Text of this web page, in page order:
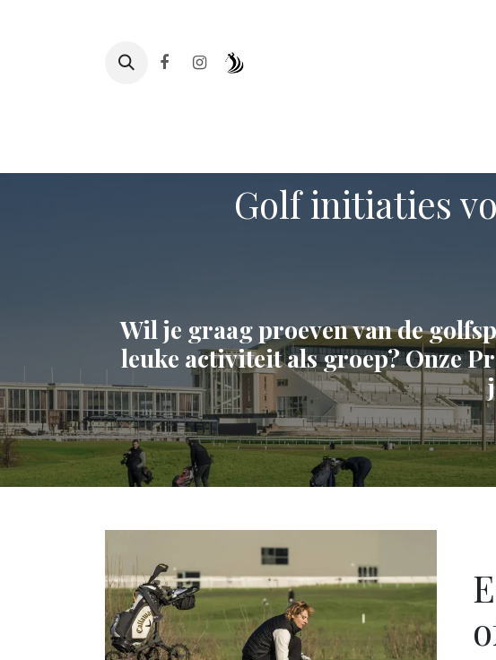
Golf initiaties
Wil je graag proeven van de
leuke activiteit als groep? Onze